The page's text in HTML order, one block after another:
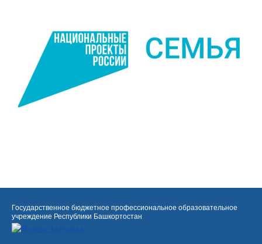
Государственное бюджетное профессиональное образовательное
учреждение Республики Башкортостан